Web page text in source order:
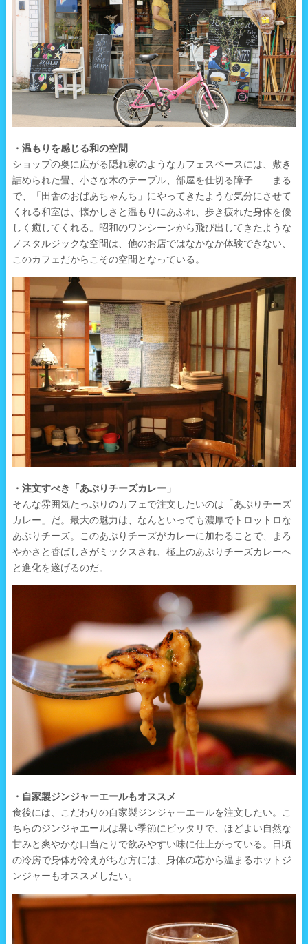
・温もりを感じる和の空間
ショップの奥に広がる隠れ家のようなカフェスペースには、敷き
詰められた畳、小さな木のテーブル、部屋を仕切る障子……まる
で、「田舎のおばあちゃんち」にやってきたような気分にさせて
くれる和室は、懐かしさと温もりにあふれ、歩き疲れた身体を優
しく癒してくれる。昭和のワンシーンから飛び出してきたような
ノスタルジックな空間は、他のお店ではなかなか体験できない、
このカフェだからこその空間となっている。
・注文すべき「あぶりチーズカレー」
そんな雰囲気たっぷりのカフェで注文したいのは「あぶりチーズ
カレー」だ。最大の魅力は、なんといっても濃厚でトロットロな
あぶりチーズ。このあぶりチーズがカレーに加わることで、まろ
やかさと香ばしさがミックスされ、極上のあぶりチーズカレーへ
と進化を遂げるのだ。
・自家製ジンジャーエールもオススメ
食後には、こだわりの自家製ジンジャーエールを注文したい。こ
ちらのジンジャエールは暑い季節にピッタリで、ほどよい自然な
甘みと爽やかな口当たりで飲みやすい味に仕上がっている。日頃
の冷房で身体が冷えがちな方には、身体の芯から温まるホットジ
ンジャーもオススメしたい。